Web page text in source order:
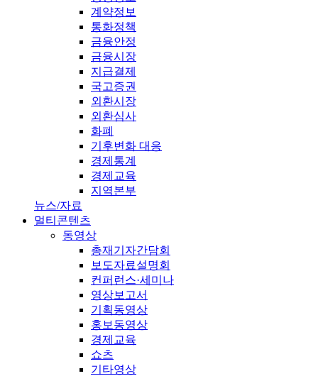
계약정보
통화정책
금융안정
금융시장
지급결제
국고증권
외환시장
외환심사
화폐
기후변화 대응
경제통계
경제교육
지역본부
뉴스/자료
멀티콘텐츠
동영상
총재기자간담회
보도자료설명회
컨퍼런스·세미나
영상보고서
기획동영상
홍보동영상
경제교육
쇼츠
기타영상